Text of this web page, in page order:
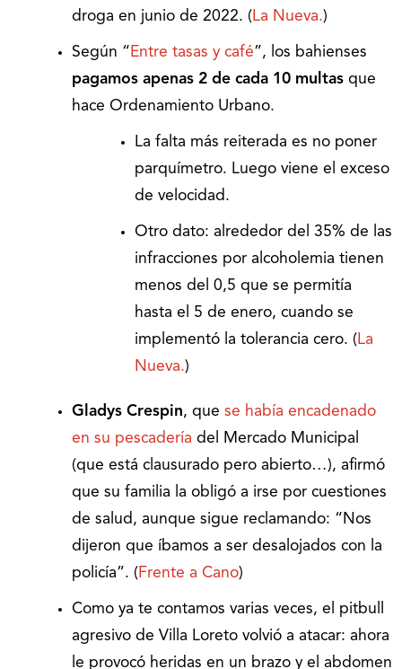
droga en junio de 2022. ( La Nueva.)
Según “ Entre tasas y café”, los bahienses
pagamos apenas 2 de cada 10 multas que
hace Ordenamiento Urbano.
La falta más reiterada es no poner
parquímetro. Luego viene el exceso
de velocidad.
Otro dato: alrededor del 35% de las
infracciones por alcoholemia tienen
menos del 0,5 que se permitía
hasta el 5 de enero, cuando se
implementó la tolerancia cero. ( La
Nueva.)
Gladys Crespin, que se había encadenado
en su pescadería del Mercado Municipal
(que está clausurado pero abierto…), afirmó
que su familia la obligó a irse por cuestiones
de salud, aunque sigue reclamando: “Nos
dijeron que íbamos a ser desalojados con la
policía”. ( Frente a Cano)
Como ya te contamos varias veces, el pitbull
agresivo de Villa Loreto volvió a atacar: ahora
le provocó heridas en un brazo y el abdomen